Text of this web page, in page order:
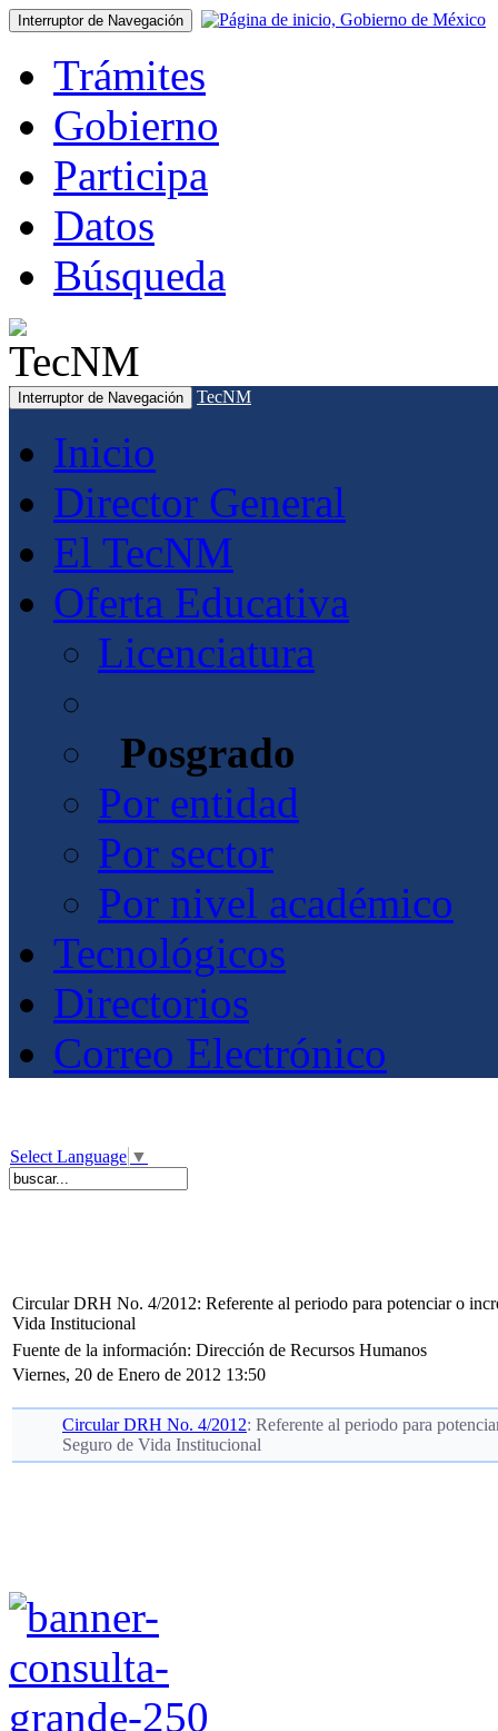
Interruptor de Navegación
Trámites
Gobierno
Participa
Datos
Búsqueda
Interruptor de Navegación TecNM
Inicio
Director General
El TecNM
Oferta Educativa
Licenciatura
Posgrado
Por entidad
Por sector
Por nivel académico
Tecnológicos
Directorios
Correo Electrónico
Select Language ▼
Circular DRH No. 4/2012: Referente al periodo para potenciar o
Vida Institucional
Fuente de la información: Dirección de Recursos Humanos
Viernes, 20 de Enero de 2012 13:50
Circular DRH No. 4/2012: Referente al periodo para
Seguro de Vida Institucional